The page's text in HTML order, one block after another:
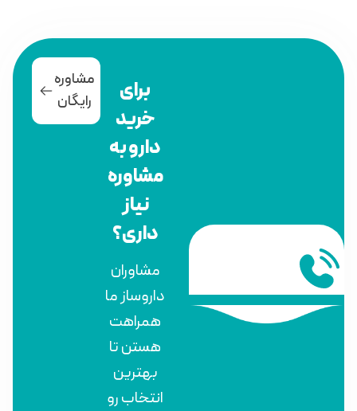
برای
خرید
دارو به
مشاوره
نیاز
داری؟
مشاوران
داروساز ما
همراهت
هستن تا
بهترین
انتخاب رو
مشاوره
رایگان